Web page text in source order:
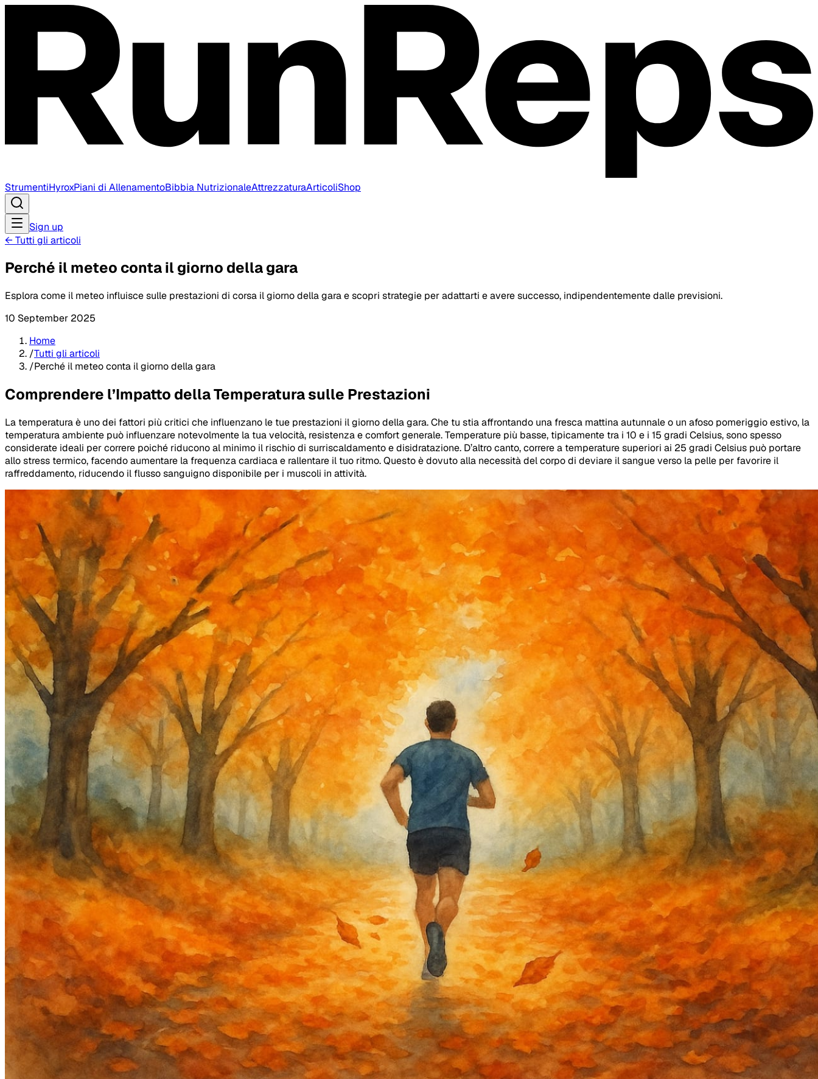
StrumentiHyroxPiani di AllenamentoBibbia NutrizionaleAttrezzaturaArticoliShop
Sign up
← Tutti gli articoli
Perché il meteo conta il giorno della gara
Esplora come il meteo influisce sulle prestazioni di corsa il giorno della gara e scopri strategie per adattarti e avere successo, indipendentemente dalle previsioni.
10 September 2025
Home
/Tutti gli articoli
/Perché il meteo conta il giorno della gara
Comprendere l’Impatto della Temperatura sulle Prestazioni
La temperatura è uno dei fattori più critici che influenzano le tue prestazioni il giorno della gara. Che tu stia affrontando una fresca mattina autunnale o un afoso pomeriggio estivo, la
temperatura ambiente può influenzare notevolmente la tua velocità, resistenza e comfort generale. Temperature più basse, tipicamente tra i 10 e i 15 gradi Celsius, sono spesso
considerate ideali per correre poiché riducono al minimo il rischio di surriscaldamento e disidratazione. D’altro canto, correre a temperature superiori ai 25 gradi Celsius può portare
allo stress termico, facendo aumentare la frequenza cardiaca e rallentare il tuo ritmo. Questo è dovuto alla necessità del corpo di deviare il sangue verso la pelle per favorire il
raffreddamento, riducendo il flusso sanguigno disponibile per i muscoli in attività.